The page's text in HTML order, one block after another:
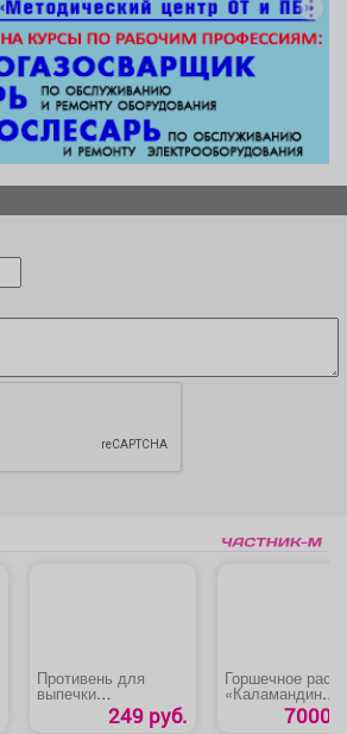
Противень для
выпечки
антипригарное249 руб.
Горшечное
«Каламандин
7000